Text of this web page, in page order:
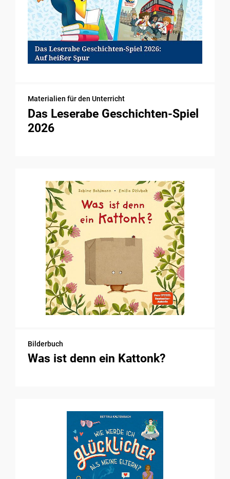
Materialien für den Unterricht
Das Leserabe Geschichten-Spiel
2026
Bilderbuch
Was ist denn ein Kattonk?